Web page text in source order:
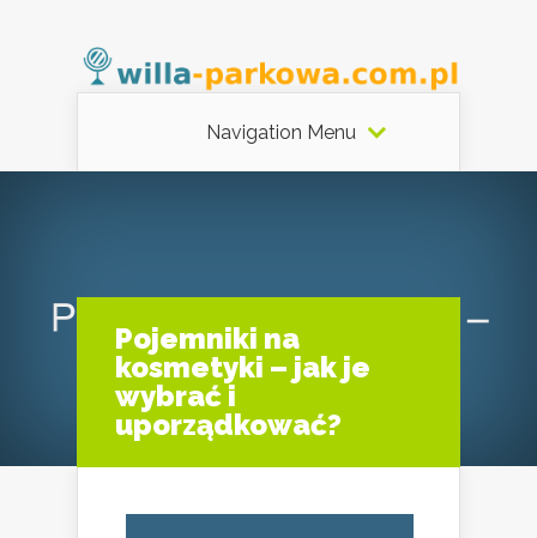
Navigation Menu
Pojemniki na
kosmetyki – jak je
wybrać i
uporządkować?